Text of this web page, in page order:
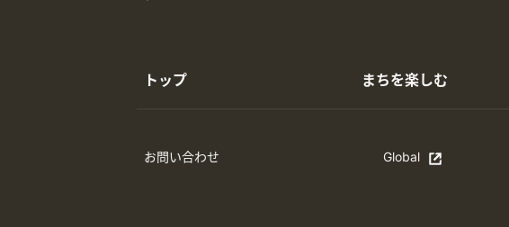
トップ まちを楽しむ
お問い合わせ Global
Open in a new window